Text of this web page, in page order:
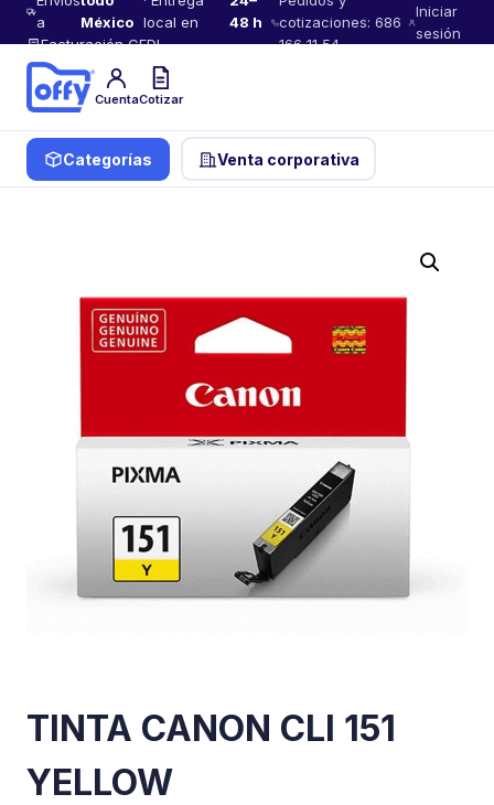
a
México local en
48 h
Facturación CFDI
cotizaciones: 686
166 11 54
Iniciar
sesión
CuentaCotizar
Categorías Venta corporativa
TINTA CANON CLI 151
YELLOW